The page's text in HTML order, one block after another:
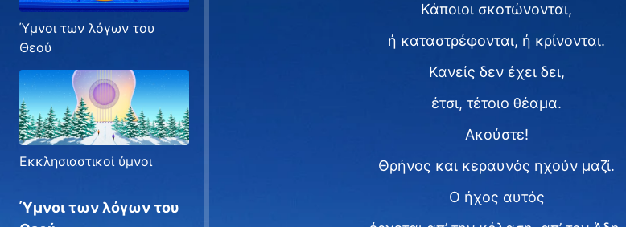
Ύμνοι των λόγων του
Θεού
Εκκλησιαστικοί ύμνοι
Ύμνοι των λόγων του
Κάποιοι σκοτώνονται,
ή καταστρέφονται, ή κρίνονται.
Κανείς δεν έχει δει,
έτσι, τέτοιο θέαμα.
Ακούστε!
Θρήνος και κεραυνός ηχούν μαζί.
Ο ήχος αυτός